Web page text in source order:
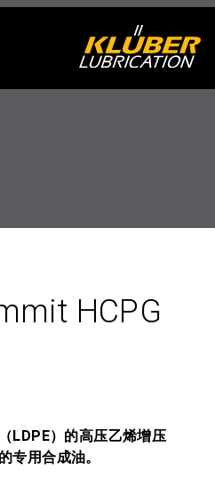
HCPG
LDPE）的高压乙烯增压
专用合成油。